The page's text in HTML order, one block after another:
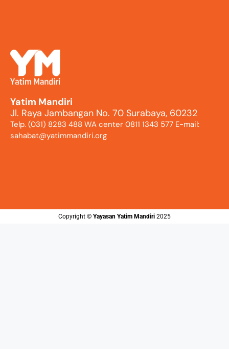
Yatim Mandiri
Jl. Raya Jambangan No. 70 Surabaya, 60232
Telp. (031) 8283 488 WA center 0811 1343 577 E-mail:
sahabat@yatimmandiri.org
Copyright ©️ Yayasan Yatim Mandiri 2025